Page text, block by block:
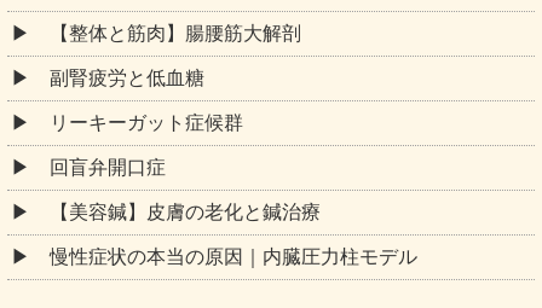
【整体と筋肉】腸腰筋大解剖
副腎疲労と低血糖
リーキーガット症候群
回盲弁開口症
【美容鍼】皮膚の老化と鍼治療
慢性症状の本当の原因｜内臓圧力柱モデル